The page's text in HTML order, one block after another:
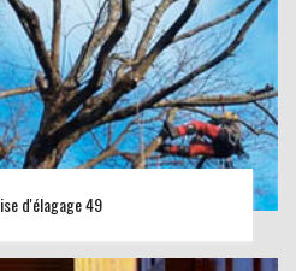
d'élagage 49